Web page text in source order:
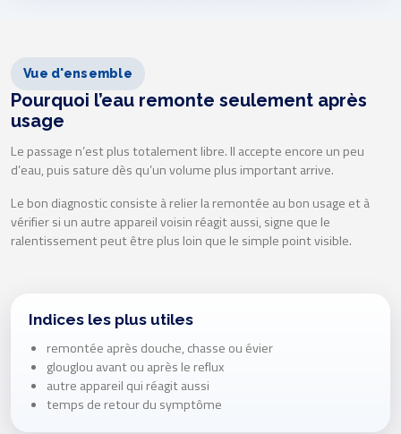
Vue d'ensemble
Pourquoi l’eau remonte seulement après
usage
Le passage n’est plus totalement libre. Il accepte encore un peu
d’eau, puis sature dès qu’un volume plus important arrive.
Le bon diagnostic consiste à relier la remontée au bon usage et à
vérifier si un autre appareil voisin réagit aussi, signe que le
ralentissement peut être plus loin que le simple point visible.
Indices les plus utiles
remontée après douche, chasse ou évier
glouglou avant ou après le reflux
autre appareil qui réagit aussi
temps de retour du symptôme